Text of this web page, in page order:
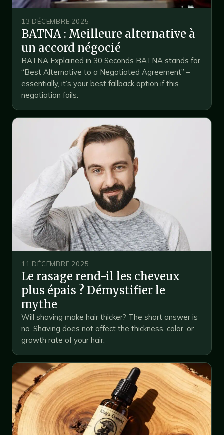
13 DÉCEMBRE 2025
BATNA : Meilleure alternative à
un accord négocié
BATNA Explained in 30 Seconds BATNA stands for
“Best Alternative to a Negotiated Agreement” –
essentially, it’s your best fallback option if this
negotiation fails.
11 DÉCEMBRE 2025
Le rasage rend-il les cheveux
plus épais ? Démystifier le
mythe
Will shaving make hair thicker? The short answer is
no. Shaving does not affect the thickness, color, or
growth rate of your hair.